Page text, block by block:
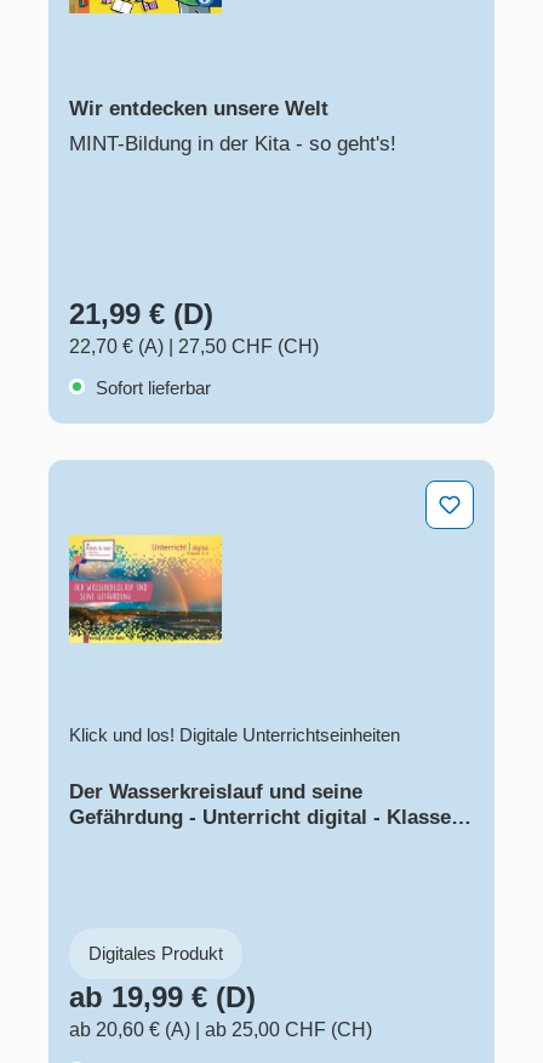
Wir entdecken unsere Welt
MINT-Bildung in der Kita - so geht's!
21,99 € (D)
22,70 € (A)
27,50 CHF (CH)
Sofort lieferbar
Der Wasserkreislauf und seine Gefährdung -
Klick und los! Digitale Unterrichtseinheiten
Der Wasserkreislauf und seine
Gefährdung - Unterricht digital - Klasse
Digitales Produkt
ab 19,99 € (D)
ab 20,60 € (A)
ab 25,00 CHF (CH)